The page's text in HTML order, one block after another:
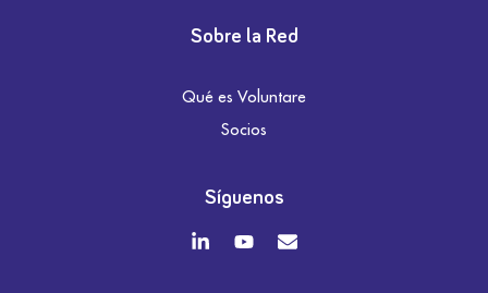
Sobre la Red
Qué es Voluntare
Socios
Síguenos